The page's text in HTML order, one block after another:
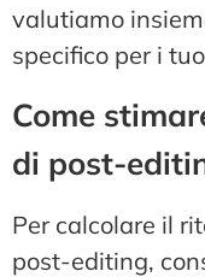
valutiamo
specifico per i
Come
di post-
Per calcolare il
post-editing,